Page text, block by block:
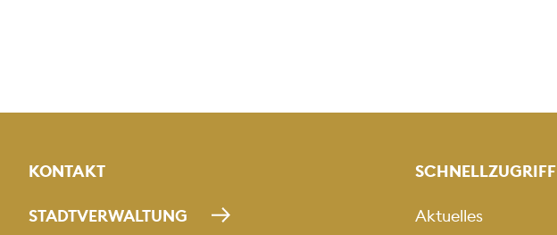
KONTAKT
STADTVERWALTUNG
SCHNELLZUGRIFF
Aktuelles